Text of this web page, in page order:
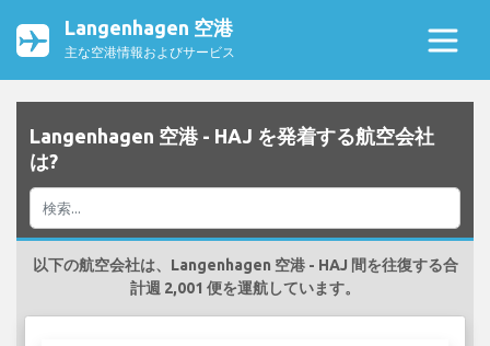
Langenhagen 空港
主な空港情報およびサービス
Langenhagen 空港 - HAJ を発着する航空会社
は?
以下の航空会社は、Langenhagen 空港 - HAJ 間を往復する合
計週 2,001 便を運航しています。